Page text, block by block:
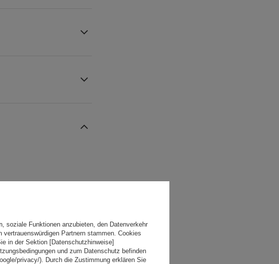
soziale Funktionen anzubieten, den Datenverkehr
Partnern stammen. Cookies
in der Sektion [Datenschutzhinweise]
und zum Datenschutz befinden
privacy/). Durch die Zustimmung erklären Sie